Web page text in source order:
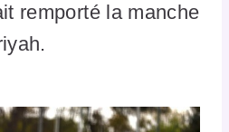
remporté la manche